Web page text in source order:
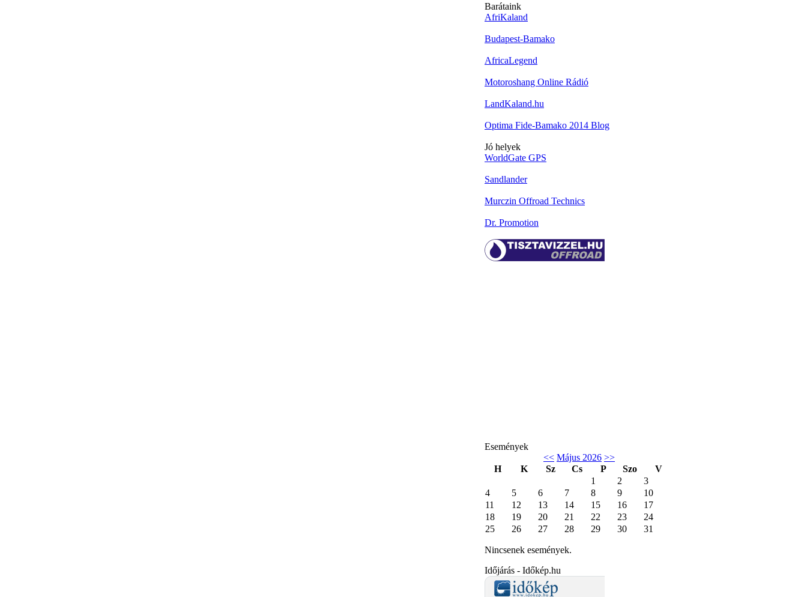
Barátaink
AfriKaland
Budapest-Bamako
AfricaLegend
Motoroshang Online Rádió
LandKaland.hu
Optima Fide-Bamako 2014 Blog
Jó helyek
WorldGate GPS
Sandlander
Murczin Offroad Technics
Dr. Promotion
Események
<< Május 2026 >>
H
K Sz Cs P Szo
V
1
2
3
4
5 6 7 8 9
10
11
12 13 14 15 16
17
18
19 20 21 22 23
24
25
26 27 28 29 30 31
Nincsenek események.
Időjárás - Időkép.hu